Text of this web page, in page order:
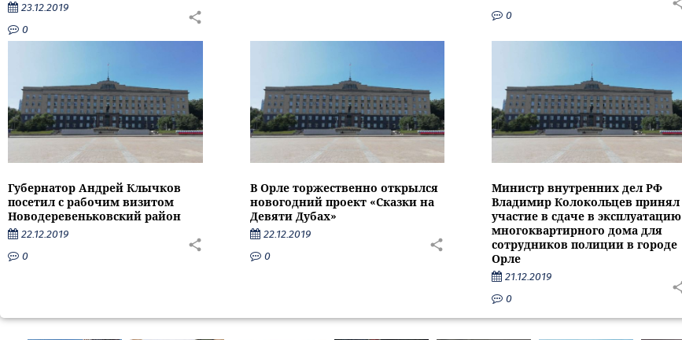
23.12.2019
0
0
Губернатор Андрей Клычков
посетил с рабочим визитом
Новодеревеньковский район
22.12.2019
0
В Орле торжественно открылся
новогодний проект «Сказки на
Девяти Дубах»
22.12.2019
0
Министр внутренних дел РФ
Владимир Колокольцев принял
участие в сдаче в эксплуатацию
многоквартирного дома для
сотрудников полиции в городе
Орле
21.12.2019
0